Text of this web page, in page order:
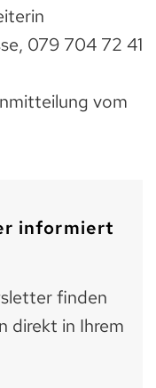
079 704 72 41
vom
informiert
finden
direkt in Ihrem